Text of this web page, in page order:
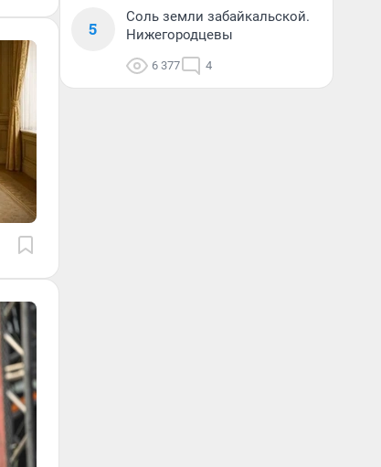
5
Соль земли забайкальской.
Нижегородцевы
6 377 4